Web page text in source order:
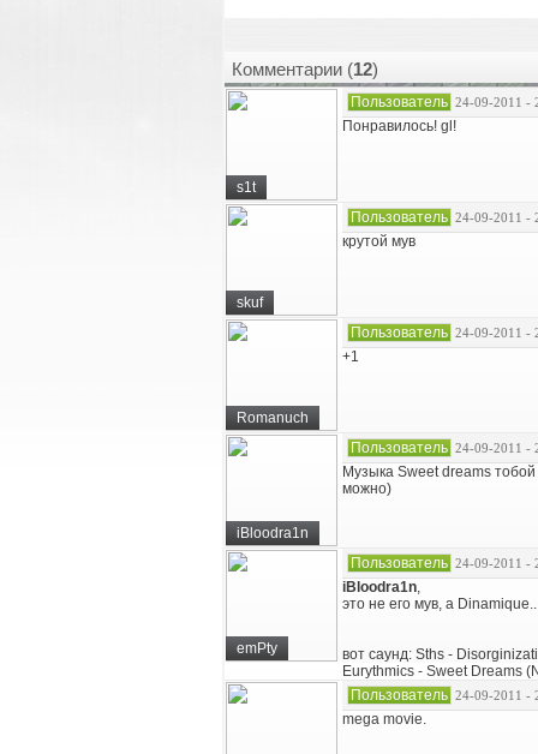
Комментарии (12)
s1t
Пользователь 24-09-2011 -
Понравилось! gl!
skuf
Пользователь 24-09-2011 -
крутой мув
Romanuch
Пользователь 24-09-2011 -
+1
iBloodra1n
Пользователь 24-09-2011 -
Музыка Sweet dreams
можно)
emPty
Пользователь 24-09-2011 -
iBloodra1n,
это не его мув, а
вот саунд: Sths -
Eurythmics - Sweet Dreams
Пользователь 24-09-2011 -
mega movie.